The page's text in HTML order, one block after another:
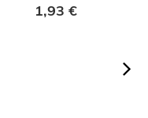
1,93 €